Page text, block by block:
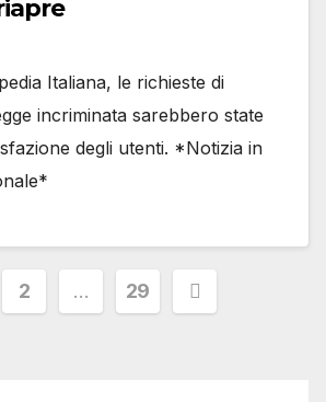
Italiana, le richieste di
incriminata sarebbero state
degli utenti. *Notizia in
2 … 29